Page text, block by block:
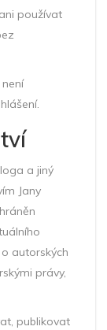
používat
a jiný
Jany
autorských
právy,
publikovat